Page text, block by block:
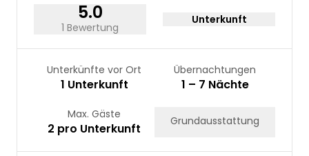
5.0
1 Bewertung
Unterkunft
Unterkünfte vor Ort
1 Unterkunft
Übernachtungen
1 – 7 Nächte
Max. Gäste
2 pro Unterkunft Grundausstattung